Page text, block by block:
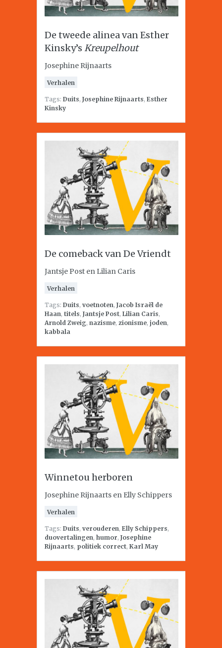
De tweede alinea van Esther
Kinsky’s Kreupelhout
Josephine Rijnaarts
Verhalen
Tags: Duits, Josephine Rijnaarts, Esther
Kinsky
De comeback van De Vriendt
Jantsje Post en Lilian Caris
Verhalen
Tags: Duits, voetnoten, Jacob Israël de
Haan, titels, Jantsje Post, Lilian Caris,
Arnold Zweig, nazisme, zionisme, joden,
kabbala
Winnetou herboren
Josephine Rijnaarts en Elly Schippers
Verhalen
Tags: Duits, verouderen, Elly Schippers,
duovertalingen, humor, Josephine
Rijnaarts, politiek correct, Karl May